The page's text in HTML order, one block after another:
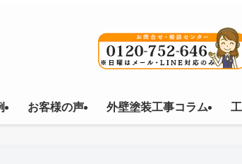
お客様の声 外壁塗装工事コラム